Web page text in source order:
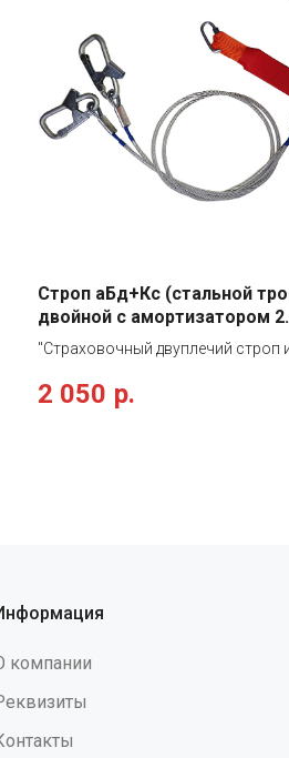
Строп аБд+Кс (стальной
двойной с амортизатором 2
монт.+1 соед.кар. 1,5м
"Страховочный двуплечий строп
с амортизатором, большими
50 мм Раскрытие (зев карабина):
шт., 13мм1 шт. Статическая
менее 15 кН (1500 кгс) ТР ТС
ГОСТ Р ЕН 358-2008, ГОСТ Р ЕН
2008"
2 050 р.
компании